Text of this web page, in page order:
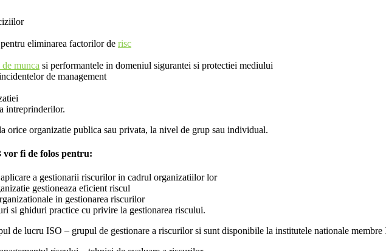
eliminarea factorilor de risc
munca si performantele in domeniul sigurantei si protectiei mediului
de management
intreprinderilor.
organizatie publica sau privata, la nivel de grup sau individual.
vor fi de folos pentru:
aplicare a gestionarii riscurilor in cadrul organizatiilor lor
gestioneaza eficient riscul
in gestionarea riscurilor
si ghiduri practice cu privire la gestionarea riscului.
de lucru ISO – grupul de gestionare a riscurilor si sunt disponibile la institutele nationale